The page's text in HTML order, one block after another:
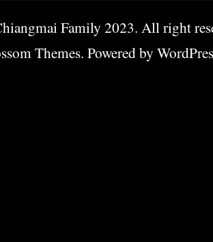
Family 2023. All right
Themes. Powered by